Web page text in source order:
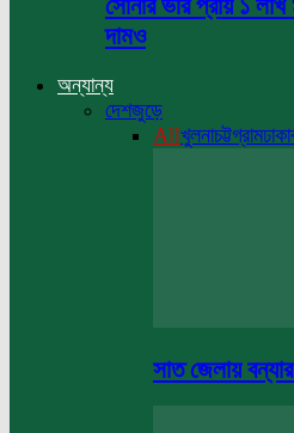
সোনার ভরি প্রায় ১
দামও
অন্যান্য
দেশজুড়ে
Allখুলনাচট্টগ্রামঢাকা
সাত জেলায় বন্যার